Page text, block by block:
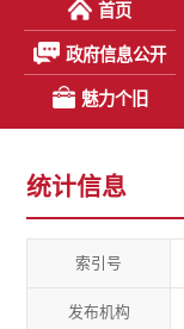
首页
政府信息公开
魅力个旧
统计信息
索引号
发布机构